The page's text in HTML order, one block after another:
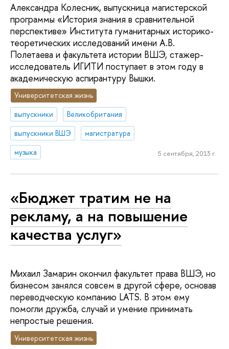
Александра Колесник, выпускница магистерской
программы «История знания в сравнительной
перспективе» Института гуманитарных историко-
теоретических исследований имени А.В.
Полетаева и факультета истории ВШЭ, стажер-
исследователь ИГИТИ поступает в этом году в
академическую аспирантуру Вышки.
Университетская жизнь
выпускники
Великобритания
выпускники ВШЭ
магистратура
музыка
5 сентября, 2013 г.
«Бюджет тратим не на
рекламу, а на повышение
качества услуг»
Михаил Замарин окончил факультет права ВШЭ, но
бизнесом занялся совсем в другой сфере, основав
переводческую компанию LATS. В этом ему
помогли дружба, случай и умение принимать
непростые решения.
Университетская жизнь